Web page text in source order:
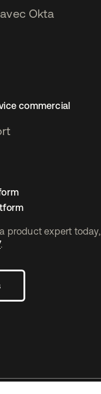
product expert today,
.
nouvel onglet
un nouvel onglet
Okta
commercial